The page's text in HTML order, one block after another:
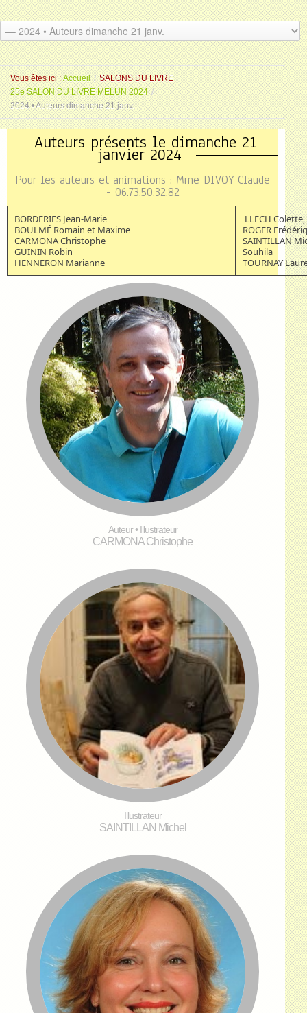
.
.
Vous êtes ici : Accueil / SALONS DU LIVRE
25e SALON DU LIVRE MELUN 2024 /
2024 • Auteurs dimanche 21 janv.
Auteurs présents le dimanche 21
janvier 2024
Pour les auteurs et animations : Mme DIVOY Claude
- 06.73.50.32.82
BORDERIES Jean-Marie
BOULMÉ Romain et Maxime
CARMONA Christophe
GUININ Robin
HENNERON Marianne
LLECH
ROGER
SAINTILLAN
Souhila
TOURNAY
Auteur • Illustrateur
CARMONA Christophe
Illustrateur
SAINTILLAN Michel